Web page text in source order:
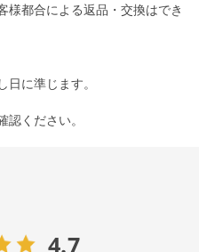
様都合による返品・交換はでき
に準じます。
認ください。
4.7